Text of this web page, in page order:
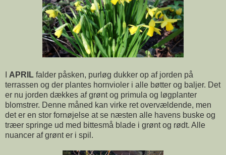
APRIL falder påsken, purløg dukker op af jorden på
terrassen og der plantes hornvioler i alle bøtter og baljer. Det
er nu jorden dækkes af grønt og primula og løgplanter
blomstrer. Denne måned kan virke ret overvældende, men
det er en stor fornøjelse at se næsten alle havens buske og
træer springe ud med bittesmå blade i grønt og rødt. Alle
nuancer af grønt er i spil.